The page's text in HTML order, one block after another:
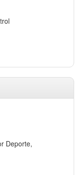
Deporte,